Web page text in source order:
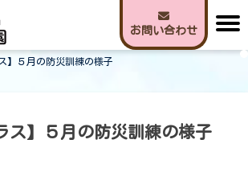
お問い合わせ
】５月の防災訓練の様子
ス】５月の防災訓練の様子